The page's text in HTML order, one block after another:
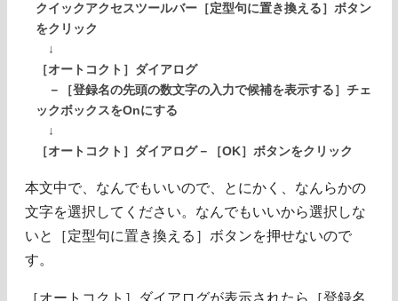
クイックアクセスツールバー［定型句に置き換える］ボタン
をクリック
↓
［オートコクト］ダイアログ
－［登録名の先頭の数文字の入力で候補を表示する］チェ
ックボックスをOnにする
↓
［オートコクト］ダイアログ－［OK］ボタンをクリック
本文中で、なんでもいいので、とにかく、なんらかの
文字を選択してください。なんでもいいから選択しな
いと［定型句に置き換える］ボタンを押せないので
す。
［オートコクト］ダイアログが表示されたら［登録名